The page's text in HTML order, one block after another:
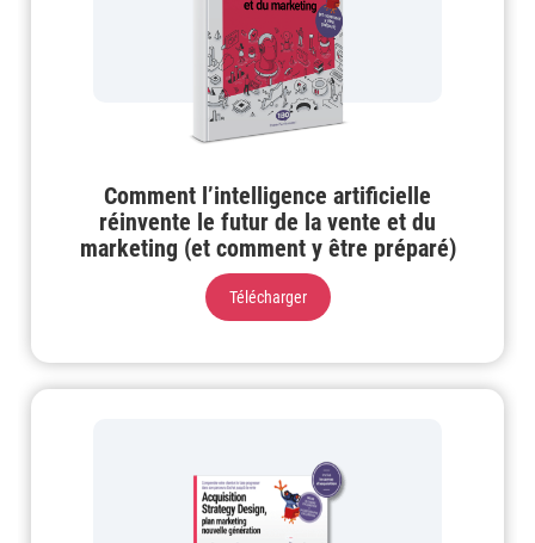
Comment l’intelligence artificielle
réinvente le futur de la vente et du
marketing (et comment y être préparé)
Télécharger